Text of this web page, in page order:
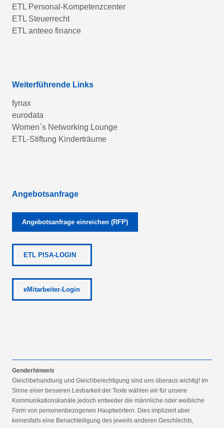
ETL Personal-Kompetenzcenter
ETL Steuerrecht
ETL anteeo finance
Weiterführende Links
fynax
eurodata
Women´s Networking Lounge
ETL-Stiftung Kinderträume
Angebotsanfrage
Angebotsanfrage einreichen (RFP)
ETL PISA-LOGIN
eMitarbeiter-Login
Genderhinweis
Gleichbehandlung und Gleichberechtigung sind uns überaus wichtig! Im
Sinne einer besseren Lesbarkeit der Texte wählen wir für unsere
Kommunikationskanäle jedoch entweder die männliche oder weibliche
Form von personenbezogenen Hauptwörtern. Dies impliziert aber
keinesfalls eine Benachteiligung des jeweils anderen Geschlechts,